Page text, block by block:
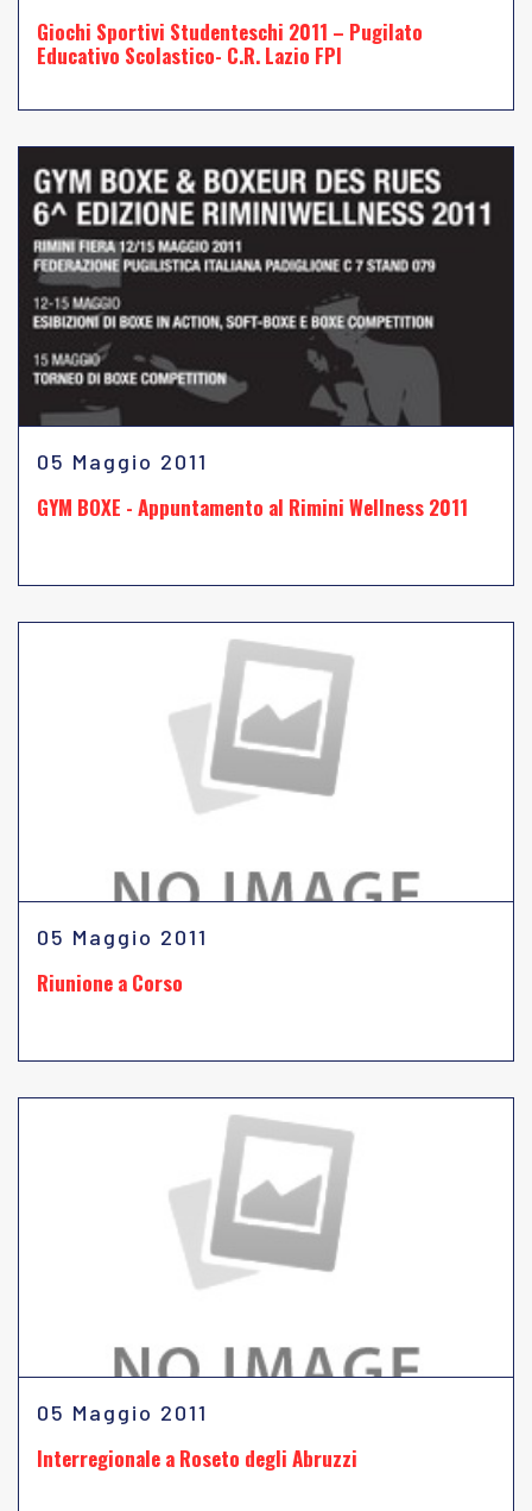
Giochi Sportivi Studenteschi 2011 – Pugilato
Educativo Scolastico- C.R. Lazio FPI
05 Maggio 2011
GYM BOXE - Appuntamento al Rimini Wellness 2011
05 Maggio 2011
Riunione a Corso
05 Maggio 2011
Interregionale a Roseto degli Abruzzi